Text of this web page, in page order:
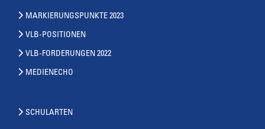
MARKIERUNGSPUNKTE 2023
VLB-POSITIONEN
VLB-FORDERUNGEN 2022
MEDIENECHO
SCHULARTEN